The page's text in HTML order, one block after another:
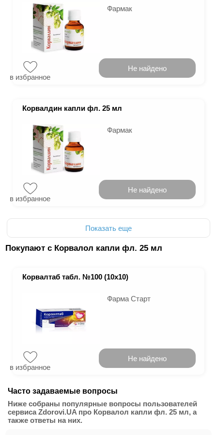
Фармак
в избранное
Не найдено
Корвалдин капли фл. 25 мл
Фармак
в избранное
Не найдено
Показать еще
Покупают с Корвалол капли фл. 25 мл
Корвалтаб табл. №100 (10х10)
Фарма Старт
в избранное
Не найдено
Часто задаваемые вопросы
Ниже собраны популярные вопросы пользователей
сервиса Zdorovi.UA про Корвалол капли фл. 25 мл, а
также ответы на них.